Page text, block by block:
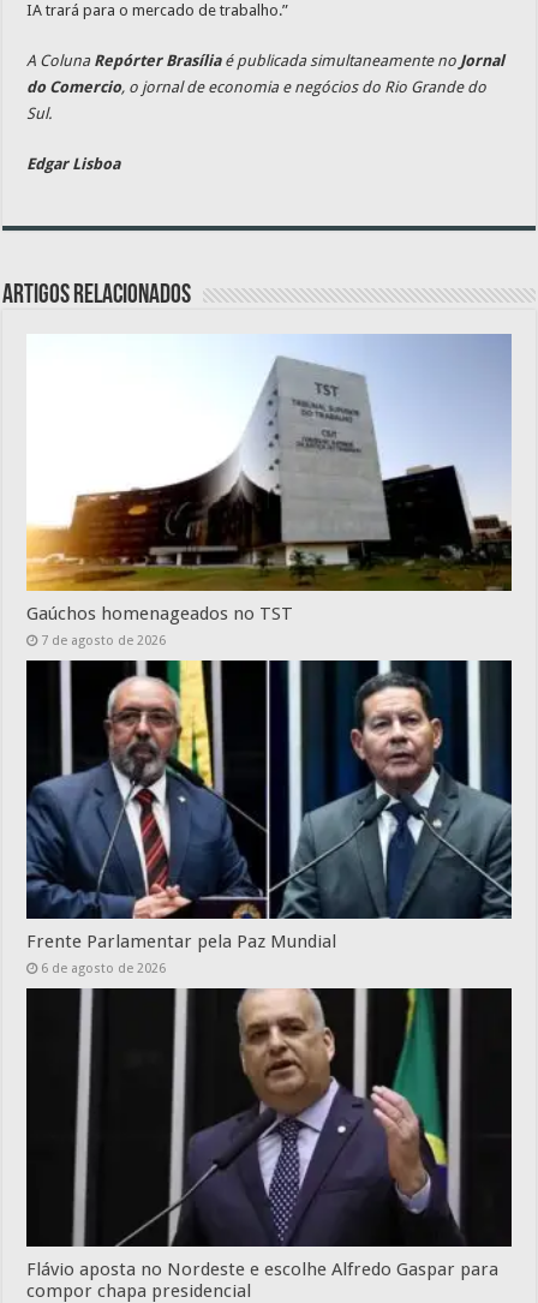
IA trará para o mercado de trabalho.”
A Coluna Repórter Brasíliaé publicada simultaneamente no Jornal
do Comercio, o jornal de economia e negócios do Rio Grande do
Sul.
Edgar Lisboa
Artigos relacionados
Gaúchos homenageados no TST
7 de agosto de 2026
Frente Parlamentar pela Paz Mundial
6 de agosto de 2026
Flávio aposta no Nordeste e escolhe Alfredo Gaspar para
compor chapa presidencial